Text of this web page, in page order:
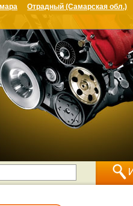
Отрадный (Самарская обл.)